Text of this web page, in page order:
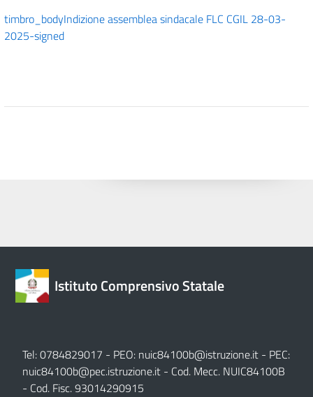
timbro_bodyIndizione assemblea sindacale FLC CGIL 28-03-
2025-signed
Istituto Comprensivo Statale
Tel: 0784829017 - PEO: nuic84100b@istruzione.it - PEC:
nuic84100b@pec.istruzione.it - Cod. Mecc. NUIC84100B
- Cod. Fisc. 93014290915